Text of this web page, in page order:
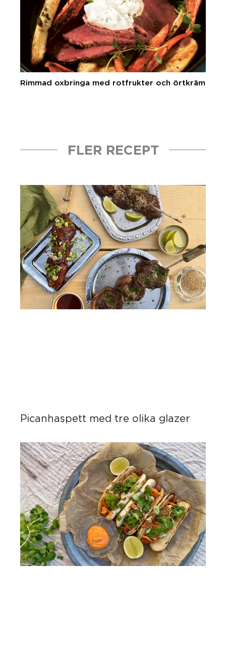
Rimmad oxbringa med rotfrukter och örtkräm
FLER RECEPT
Picanhaspett med tre olika glazer